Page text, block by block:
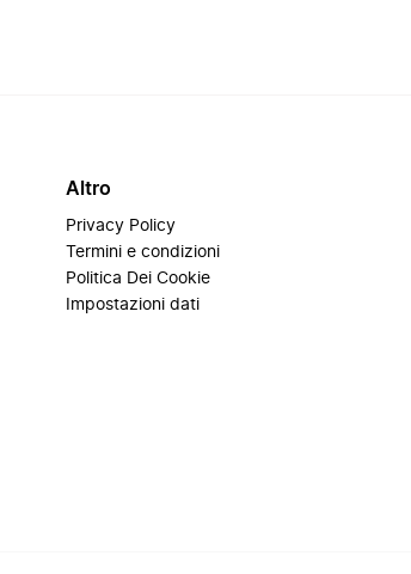
Altro
Privacy Policy
Termini e condizioni
Politica Dei Cookie
Impostazioni dati